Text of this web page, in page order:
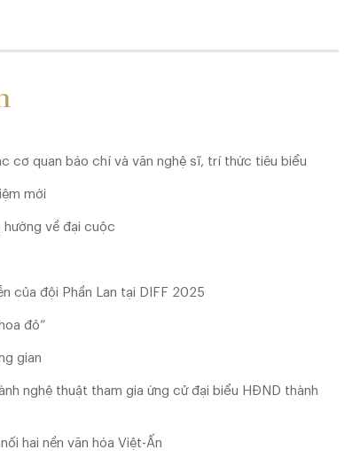
cơ quan báo chí và văn nghệ sĩ, trí thức tiêu biểu
mới
về đại cuộc
của đội Phần Lan tại DIFF 2025
đỏ”
gian
nghệ thuật tham gia ứng cử đại biểu HĐND thành
hai nền văn hóa Việt-Ấn